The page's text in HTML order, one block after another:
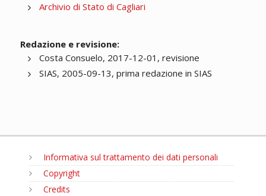
Archivio di Stato di Cagliari
Redazione e revisione:
Costa Consuelo, 2017-12-01, revisione
SIAS, 2005-09-13, prima redazione in SIAS
Informativa sul trattamento dei dati personali
Copyright
Credits